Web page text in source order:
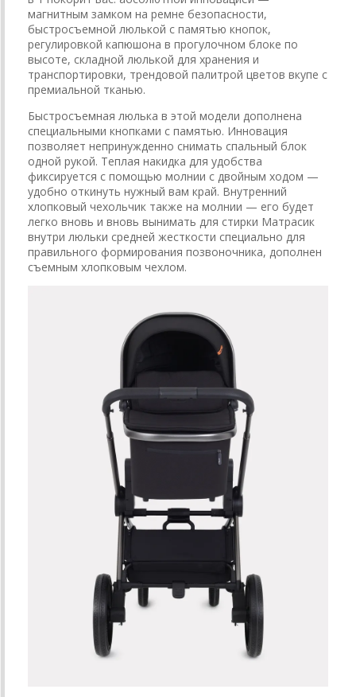
магнитным замком на ремне безопасности,
быстросъемной люлькой с памятью кнопок,
регулировкой капюшона в прогулочном блоке по
высоте, складной люлькой для хранения и
транспортировки, трендовой палитрой цветов вкупе с
премиальной тканью.
Быстросъемная люлька в этой модели дополнена
специальными кнопками с памятью. Инновация
позволяет непринужденно снимать спальный блок
одной рукой. Теплая накидка для удобства
фиксируется с помощью молнии с двойным ходом —
удобно откинуть нужный вам край. Внутренний
хлопковый чехольчик также на молнии — его будет
легко вновь и вновь вынимать для стирки Матрасик
внутри люльки средней жесткости специально для
правильного формирования позвоночника, дополнен
съемным хлопковым чехлом.